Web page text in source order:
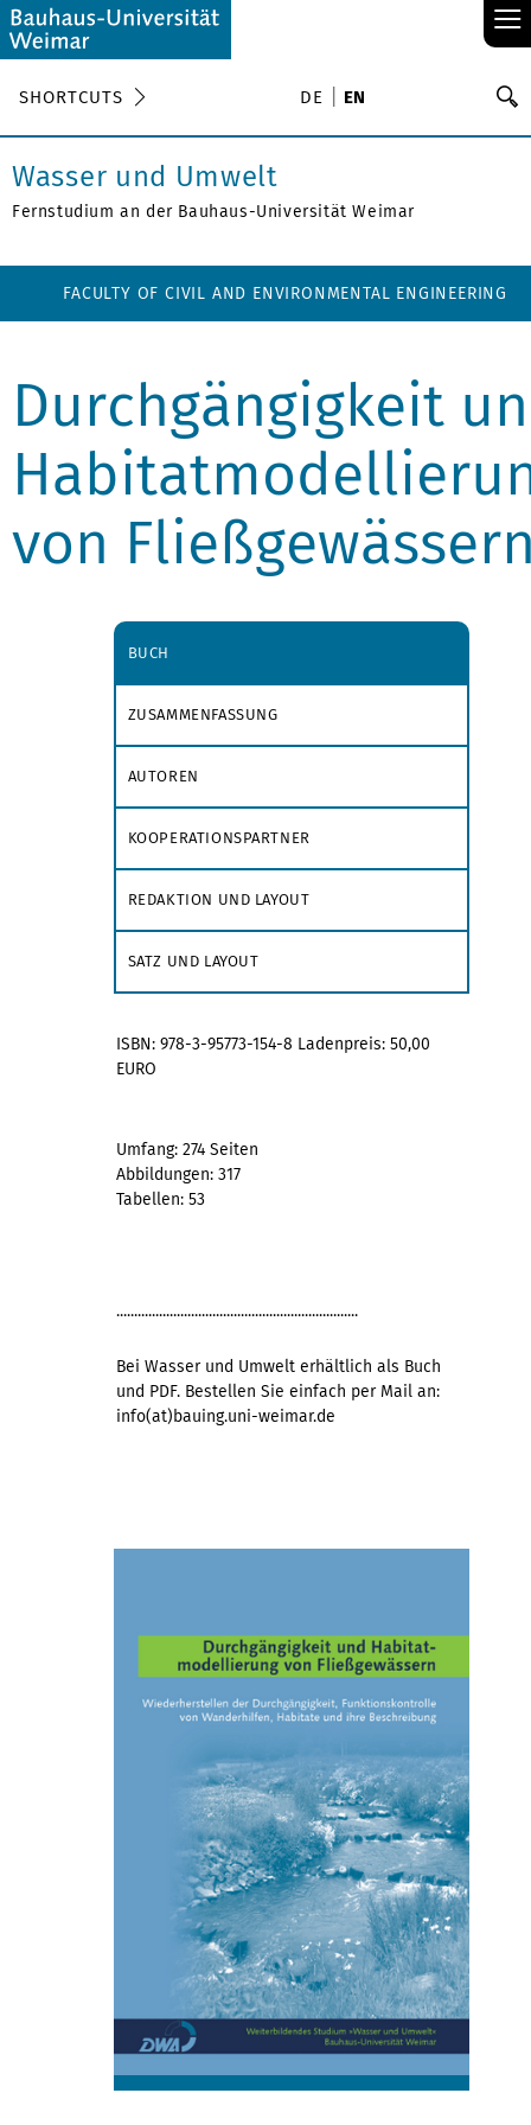
≡
SHORTCUTS DE EN
Wasser und Umwelt
Fernstudium an der Bauhaus-Universität Weimar
FACULTY OF CIVIL AND ENVIRONMENTAL ENGINEERING
Durchgängigkeit
von
BUCH
ZUSAMMENFASSUNG
AUTOREN
KOOPERATIONSPARTNER
REDAKTION UND LAYOUT
SATZ UND LAYOUT
ISBN: 978-3-95773-154-8 Ladenpreis: 50,00
EURO
Umfang: 274 Seiten
Abbildungen: 317
Tabellen: 53
....................................................................
Bei Wasser und Umwelt erhältlich als Buch
und PDF. Bestellen Sie einfach per Mail an:
info(at)bauing.uni-weimar.de